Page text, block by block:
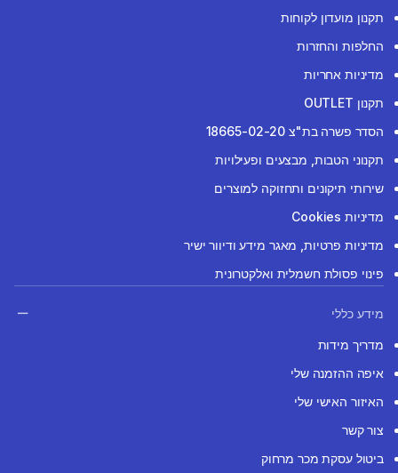
תקנון מועדון לקוחות
החלפות והחזרות
מדיניות אחריות
תקנון OUTLET
הסדר פשרה בת"צ 18665-02-20
תקנוני הטבות, מבצעים ופעילויות
שירותי תיקונים ותחזוקה למוצרים
מדיניות Cookies
מדיניות פרטיות, מאגר מידע ודיוור ישיר
פינוי פסולת חשמלית ואלקטרונית
מידע כללי
מדריך מידות
איפה ההזמנה שלי
האיזור האישי שלי
צור קשר
ביטול עסקת מכר מרחוק